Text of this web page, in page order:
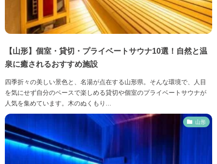
【山形】個室・貸切・プライベートサウナ10選！自然と温
泉に癒されるおすすめ施設
四季折々の美しい景色と、名湯が点在する山形県。そんな環境で、人目
を気にせず自分のペースで楽しめる貸切や個室のプライベートサウナが
人気を集めています。木のぬくもり...
山形